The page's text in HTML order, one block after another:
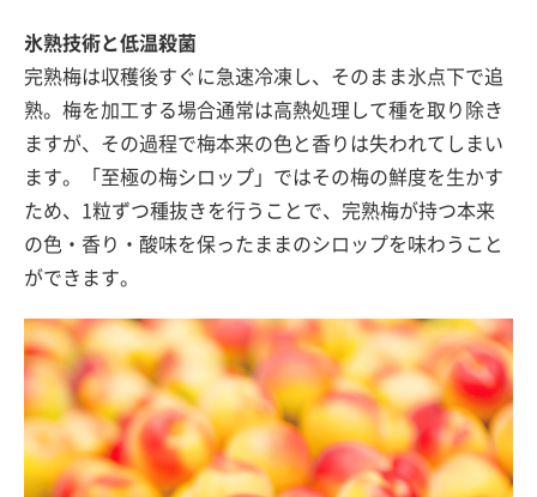
氷熟技術と低温殺菌
完熟梅は収穫後すぐに急速冷凍し、そのまま氷点下で追
熟。梅を加工する場合通常は高熱処理して種を取り除き
ますが、その過程で梅本来の色と香りは失われてしまい
ます。「至極の梅シロップ」ではその梅の鮮度を生かす
ため、1粒ずつ種抜きを行うことで、完熟梅が持つ本来
の色・香り・酸味を保ったままのシロップを味わうこと
ができます。